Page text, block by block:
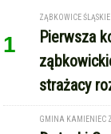
1
ZĄBKOWICE ŚLĄSKIE
Pierwsza
strażacy
GMINA KAMIENIEC